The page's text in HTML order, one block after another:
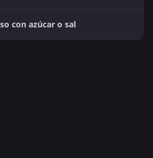
con azúcar o sal